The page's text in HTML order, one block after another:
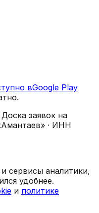
вGoogle Play
заявок на
· ИНН
сервисы аналитики,
удобнее.
и политике